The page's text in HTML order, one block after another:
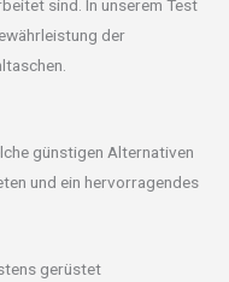
sind. In unserem Test
der
günstigen Alternativen
und ein hervorragendes
gerüstet